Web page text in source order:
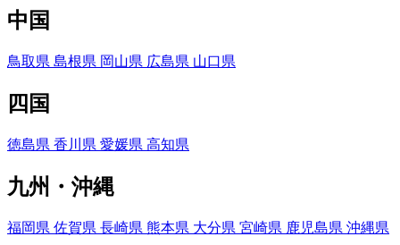
中国
鳥取県 島根県 岡山県 広島県 山口県
四国
徳島県 香川県 愛媛県 高知県
九州・沖縄
福岡県 佐賀県 長崎県 熊本県 大分県 宮崎県 鹿児島県 沖縄県